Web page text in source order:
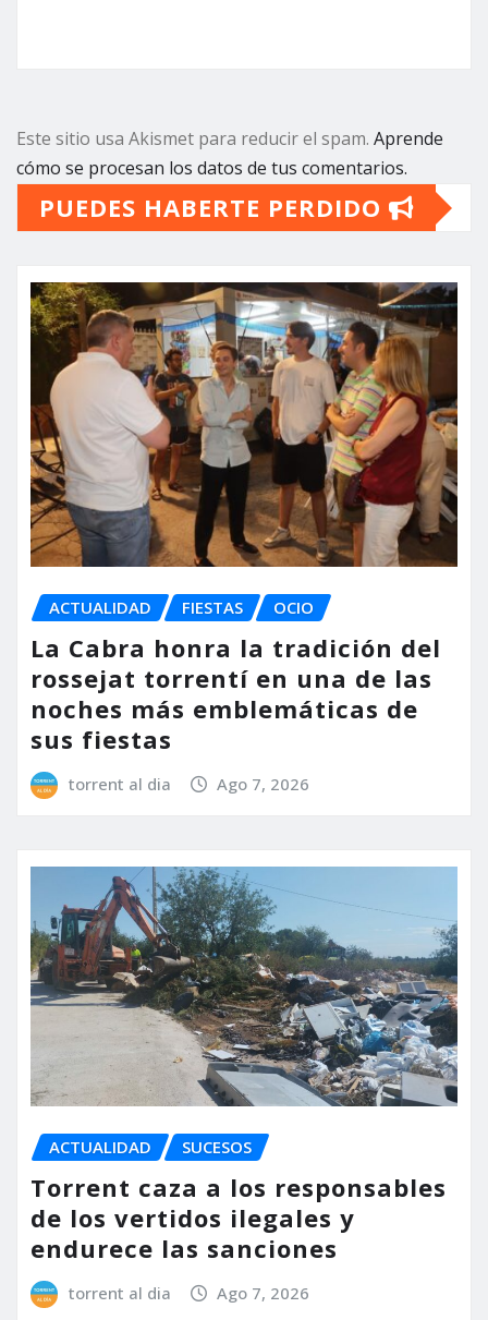
Este sitio usa Akismet para reducir el spam. Aprende
cómo se procesan los datos de tus comentarios.
PUEDES HABERTE PERDIDO
ACTUALIDAD FIESTAS OCIO
La Cabra honra la tradición del
rossejat torrentí en una de las
noches más emblemáticas de
sus fiestas
torrent al dia Ago 7, 2026
ACTUALIDAD SUCESOS
Torrent caza a los responsables
de los vertidos ilegales y
endurece las sanciones
torrent al dia Ago 7, 2026